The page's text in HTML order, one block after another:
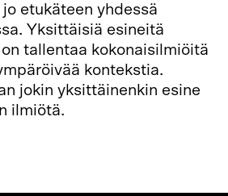
etukäteen yhdessä
Yksittäisiä esineitä
tallentaa kokonaisilmiöitä
kontekstia.
jokin yksittäinenkin esine
ilmiötä.